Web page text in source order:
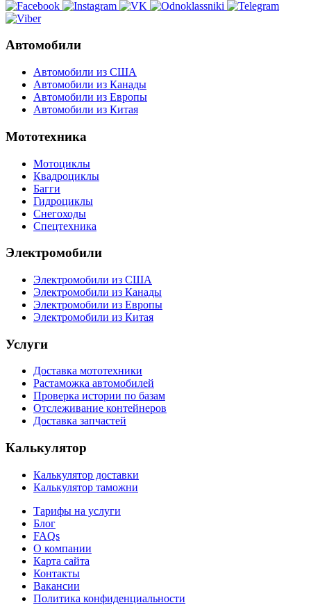
Автомобили
Автомобили из США
Автомобили из Канады
Автомобили из Европы
Автомобили из Китая
Мототехника
Мотоциклы
Квадроциклы
Багги
Гидроциклы
Снегоходы
Спецтехника
Электромобили
Электромобили из США
Электромобили из Канады
Электромобили из Европы
Электромобили из Китая
Услуги
Доставка мототехники
Растаможка автомобилей
Проверка истории по базам
Отслеживание контейнеров
Доставка запчастей
Калькулятор
Калькулятор доставки
Калькулятор таможни
Тарифы на услуги
Блог
FAQs
О компании
Карта сайта
Контакты
Вакансии
Политика конфиденциальности